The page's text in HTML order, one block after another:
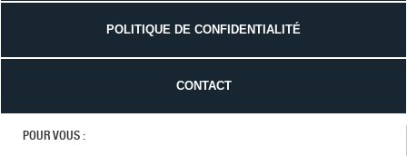
POLITIQUE DE CONFIDENTIALITÉ
CONTACT
POUR VOUS :